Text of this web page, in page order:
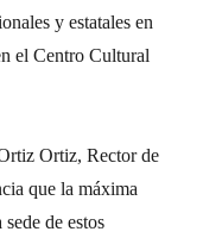
y estatales en
el Centro Cultural
Ortiz, Rector de
que la máxima
de estos